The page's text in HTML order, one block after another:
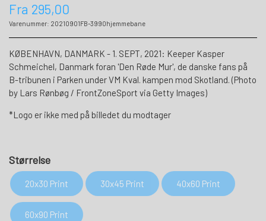
Fra 295,00
Varenummer: 20210901FB-3990hjemmebane
KØBENHAVN, DANMARK - 1. SEPT, 2021: Keeper Kasper
Schmeichel, Danmark foran 'Den Røde Mur', de danske fans på
B-tribunen i Parken under VM Kval. kampen mod Skotland. (Photo
by Lars Rønbøg / FrontZoneSport via Getty Images)
*Logo er ikke med på billedet du modtager
Størrelse
20x30 Print 30x45 Print 40x60 Print
60x90 Print